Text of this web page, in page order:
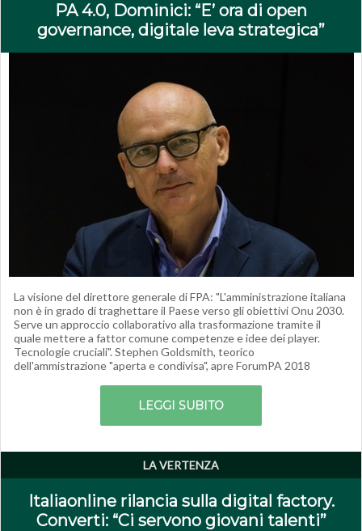
PA 4.0, Dominici: “E’ ora di open
governance, digitale leva strategica”
La visione del direttore generale di FPA: "L'amministrazione italiana
non è in grado di traghettare il Paese verso gli obiettivi Onu 2030.
Serve un approccio collaborativo alla trasformazione tramite il
quale mettere a fattor comune competenze e idee dei player.
Tecnologie cruciali". Stephen Goldsmith, teorico
dell'ammistrazione "aperta e condivisa", apre ForumPA 2018
LEGGI SUBITO
LA VERTENZA
Italiaonline rilancia sulla digital factory.
Converti: “Ci servono giovani talenti”